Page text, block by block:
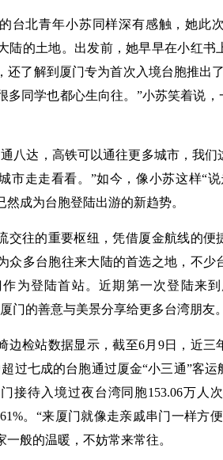
台北青年小苏同样深有感触，她此
陆的土地。出发前，她早早在小红书
还了解到厦门专为首次入境台胞推出
多同学也都心生向往。”小苏笑着说，
八达，高铁可以通往更多城市，我
市走走看看。”如今，像小苏这样“
成为台胞登陆出游的新趋势。
交往的重要枢纽，凭借厦金航线的便
众多台胞往来大陆的首选之地，不少
为登陆首站。近期第一次登陆来
门的善意与美景分享给更多台湾朋友
边检站数据显示，截至6月9日，近三
过七成的台胞通过厦金“小三通”客
接待入境过夜台湾同胞153.06万人
。“来厦门就像走亲戚串门一样方
般的温暖，不妨常来常往。